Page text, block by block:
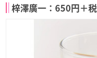
梓澤廣一：650円＋税